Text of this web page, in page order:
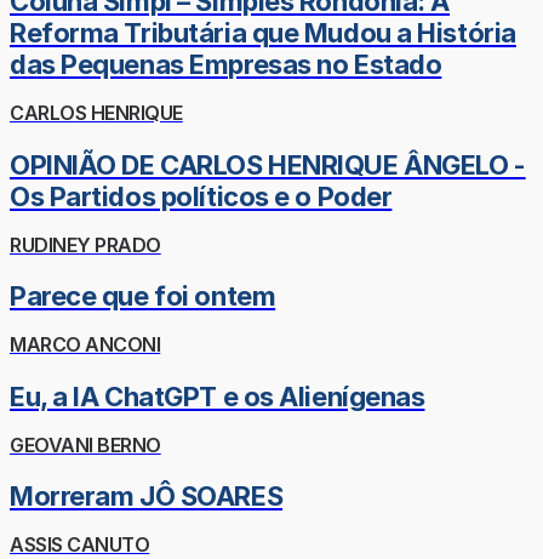
Reforma Tributária que Mudou a História
das Pequenas Empresas no Estado
CARLOS HENRIQUE
OPINIÃO DE CARLOS HENRIQUE ÂNGELO -
Os Partidos políticos e o Poder
RUDINEY PRADO
Parece que foi ontem
MARCO ANCONI
Eu, a IA ChatGPT e os Alienígenas
GEOVANI BERNO
Morreram JÔ SOARES
ASSIS CANUTO